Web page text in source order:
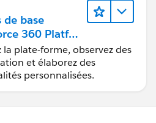
de base
360 Platfor
la plate-forme, observez des
et élaborez des
personnalisées.